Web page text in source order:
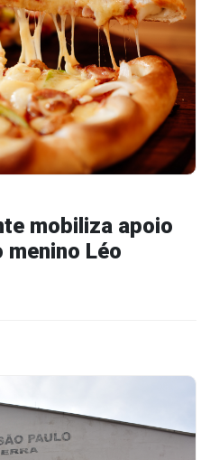
mobiliza apoio
Léo